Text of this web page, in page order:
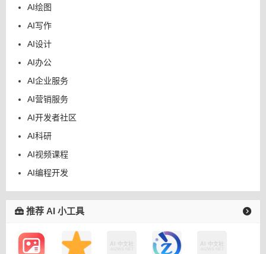
AI绘图
AI写作
AI设计
AI办公
AI企业服务
AI营销服务
AI开发者社区
AI科研
AI视频课程
AI编程开发
推荐 AI 小工具